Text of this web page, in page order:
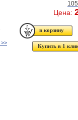
Цена:
Купить в 1